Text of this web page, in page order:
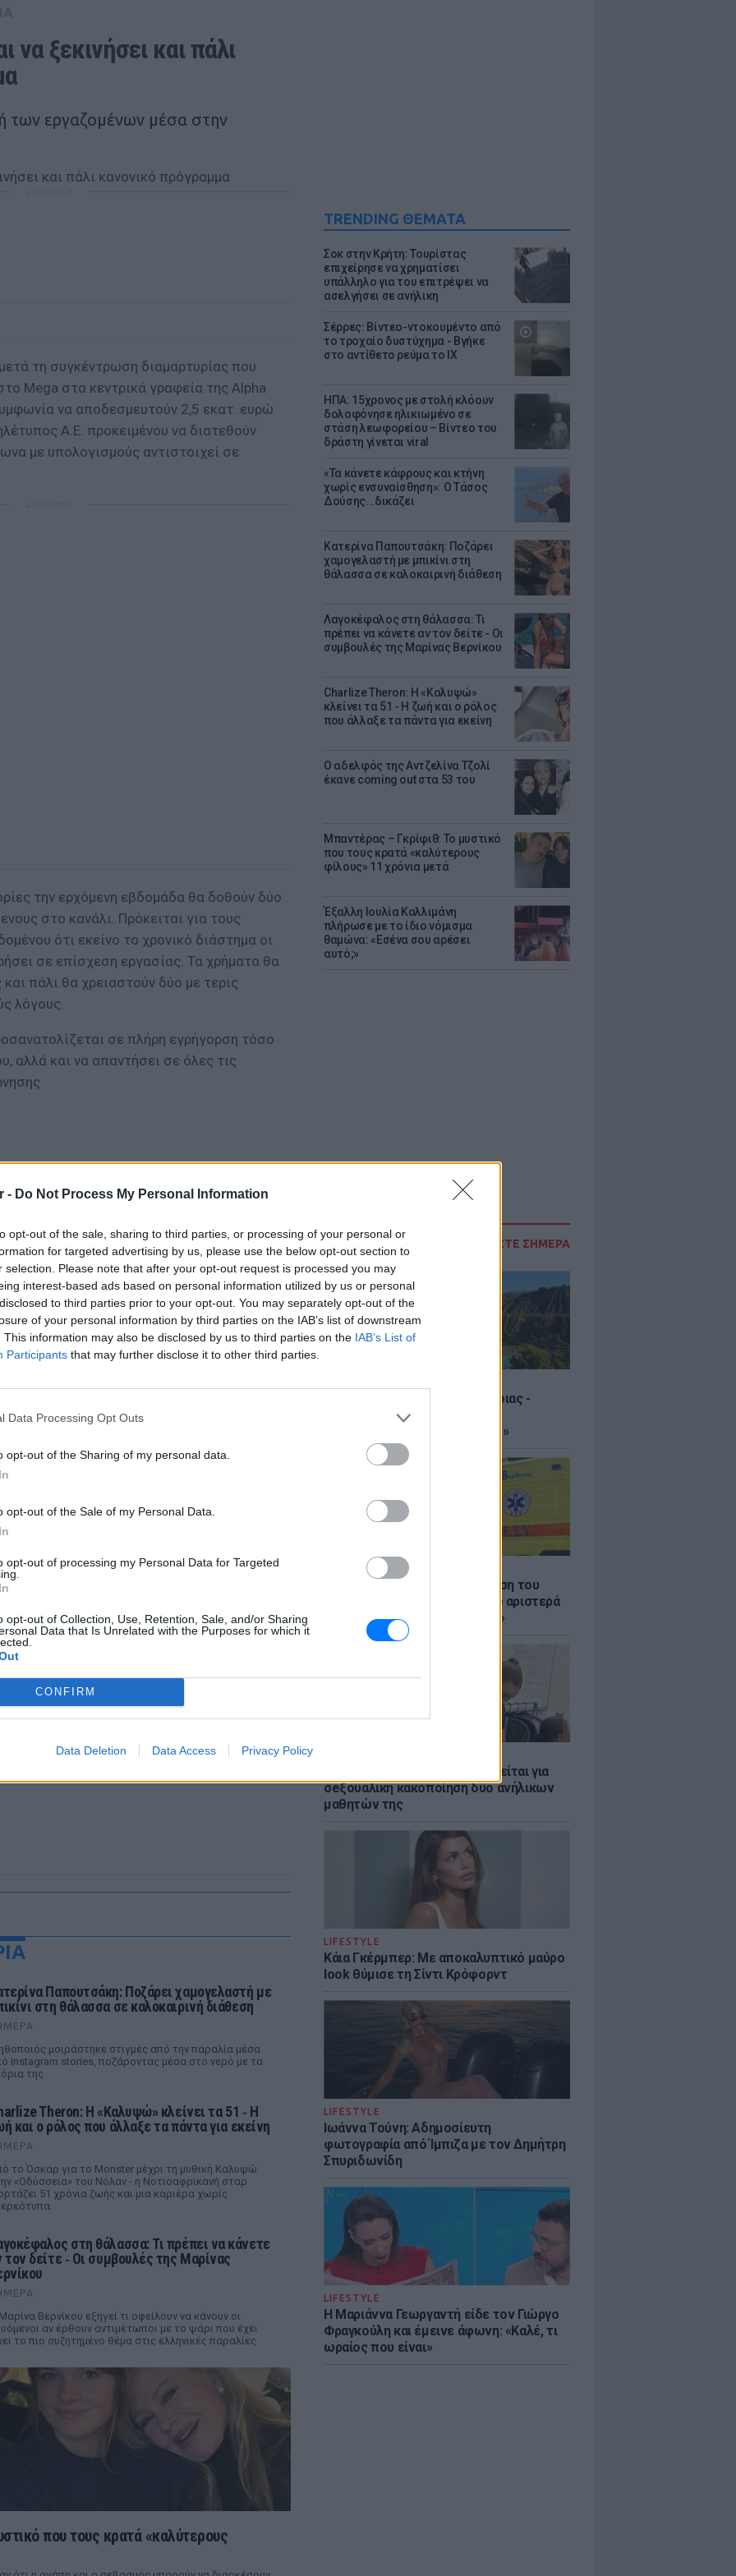
- Do Not Process My Personal Information
opt-out of the sale, sharing to third parties, or processing of your personal or
for targeted advertising by us, please use the below opt-out section to
selection. Please note that after your opt-out request is processed you may
interest-based ads based on personal information utilized by us or personal
to third parties prior to your opt-out. You may separately opt-out of the
of your personal information by third parties on the IAB’s list of downstream
This information may also be disclosed by us to third parties on the IAB’s List of
Participants that may further disclose it to other third parties.
Data Processing Opt Outs
opt-out of the Sharing of my personal data.
opt-out of the Sale of my Personal Data.
opt-out of processing my Personal Data for Targeted
opt-out of Collection, Use, Retention, Sale, and/or Sharing
Data that Is Unrelated with the Purposes for which it
CONFIRM
Data Deletion Data Access Privacy Policy
TRENDING ΘΕΜΑΤΑ
Σοκ στην Κρήτη: Τουρίστας
επιχείρησε να χρηματίσει
υπάλληλο για του επιτρέψει να
ασελγήσει σε ανήλικη
Σέρρες: Βίντεο-ντοκουμέντο από
το τροχαίο δυστύχημα - Βγήκε
στο αντίθετο ρεύμα το ΙΧ
ΗΠΑ: 15χρονος με στολή κλόουν
δολοφόνησε ηλικιωμένο σε
στάση λεωφορείου – Βίντεο του
δράστη γίνεται viral
«Τα κάνετε κάφρους και κτήνη
χωρίς ενσυναίσθηση»: Ο Τάσος
Δούσης...δικάζει
Κατερίνα Παπουτσάκη: Ποζάρει
χαμογελαστή με μπικίνι στη
θάλασσα σε καλοκαιρινή διάθεση
Λαγοκέφαλος στη θάλασσα: Τι
πρέπει να κάνετε αν τον δείτε - Οι
συμβουλές της Μαρίνας Βερνίκου
Charlize Theron: Η «Καλυψώ»
κλείνει τα 51 - H ζωή και ο ρόλος
που άλλαξε τα πάντα για εκείνη
Ο αδελφός της Αντζελίνα Τζολί
έκανε coming out στα 53 του
Μπαντέρας – Γκρίφιθ: Το μυστικό
που τους κρατά «καλύτερους
φίλους» 11 χρόνια μετά
Έξαλλη Ιουλία Καλλιμάνη
πλήρωσε με το ίδιο νόμισμα
θαμώνα: «Εσένα σου αρέσει
αυτό;»
ΔΙΑΒΑΣΤΕ ΣΗΜΕΡΑ
Οι κρυμμένες λίμνες της Εύβοιας -
Εγκαταλελειμμένα ορυχεία
μετατράπηκαν σε «παράδεισο»
ΕΙΔΗΣΕΙΣ
Σέρρες: Συγκλονίζει η κατάθεση του
οδηγού – «Κοίταξα να στρίψω αριστερά
για να γλιτώσω, δεν πρόλαβα»
ΗΠΑ: Δασκάλα χορού κατηγορείται για
σeξουαλική κακοποίηση δύο ανήλικων
μαθητών της
LIFESTYLE
Κάια Γκέρμπερ: Με αποκαλυπτικό μαύρο
look θύμισε τη Σίντι Κρόφορντ
LIFESTYLE
Ιωάννα Τούνη: Αδημοσίευτη
φωτογραφία από Ίμπιζα με τον Δημήτρη
Σπυριδωνίδη
LIFESTYLE
Η Μαριάννα Γεωργαντή είδε τον Γιώργο
Φραγκούλη και έμεινε άφωνη: «Καλέ, τι
ωραίος που είναι»
να ξεκινήσει και πάλι
των εργαζομένων μέσα στην
τη συγκέντρωση διαμαρτυρίας που
Mega στα κεντρικά γραφεία της Alpha
να αποδεσμευτούν 2,5 εκατ. ευρώ
Α.Ε. προκειμένου να διατεθούν
με υπολογισμούς αντιστοιχεί σε
την ερχόμενη εβδομάδα θα δοθούν δύο
στο κανάλι. Πρόκειται για τους
ότι εκείνο το χρονικό διάστημα οι
σε επίσχεση εργασίας. Τα χρήματα θα
πάλι θα χρειαστούν δύο με τερις
λόγους.
σε πλήρη εγρήγορση τόσο
αλλά και να απαντήσει σε όλες τις
στοGoogle Newsκαι μάθετε πρώτοιτα
νέα της ημέρας και ότι σου κάνει κλικ!
και στο Instagram
ΔΙΑΦΗΜΙΣΗ
Παπουτσάκη: Ποζάρει χαμογελαστή με
στη θάλασσα σε καλοκαιρινή διάθεση
μοιράστηκε στιγμές από την παραλία μέσα
Instagram stories, ποζάροντας μέσα στο νερό με τα
της
Theron: Η «Καλυψώ» κλείνει τα 51 ‑ H
και ο ρόλος που άλλαξε τα πάντα για εκείνη
το Όσκαρ για το Monster μέχρι τη μυθική Καλυψώ
«Οδύσσεια» του Νόλαν - η Νοτιοαφρικανή σταρ
51 χρόνια ζωής και μια καριέρα χωρίς
στη θάλασσα: Τι πρέπει να κάνετε
τον δείτε ‑ Οι συμβουλές της Μαρίνας
Βερνίκου εξηγεί τι οφείλουν να κάνουν οι
αν έρθουν αντιμέτωποι με το ψάρι που έχει
το πιο συζητημένο θέμα στις ελληνικές παραλίες
που τους κρατά «καλύτερους